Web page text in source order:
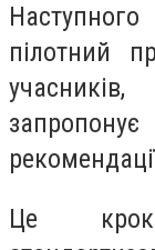
пілотний
Це